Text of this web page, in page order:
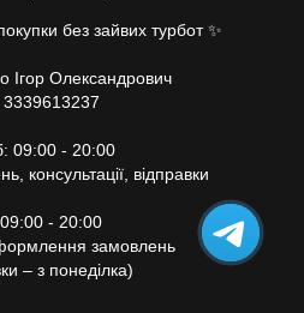
без зайвих турбот ✨
Олександрович
3339613237
09:00 - 20:00
консультації, відправки
- 20:00
замовлень
– з понеділка)